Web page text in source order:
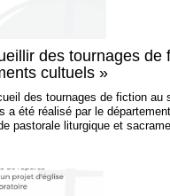
des tournages de
cultuels »
des tournages de fiction au
a été réalisé par le
pastorale liturgique et